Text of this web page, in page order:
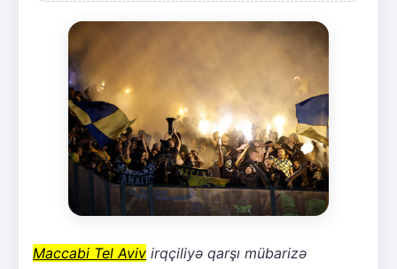
Maccabi Tel Aviv irqçiliyə qarşı mübarizə